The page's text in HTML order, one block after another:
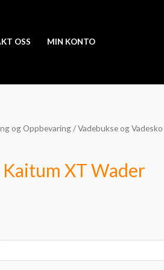
OSS MIN KONTO
og Oppbevaring/Vadebukse og Vadesko
XT Wader